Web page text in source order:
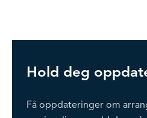
Hold deg
Få oppdateringer om